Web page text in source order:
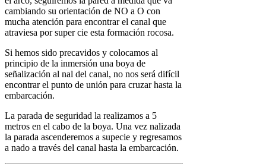
cambiando su orientación de NO a O con
mucha atención para encontrar el canal que
atraviesa por super cie esta formación rocosa.
Si hemos sido precavidos y colocamos al
principio de la inmersión una boya de
señalización al nal del canal, no nos será difícil
encontrar el punto de unión para cruzar hasta la
embarcación.
La parada de seguridad la realizamos a 5
metros en el cabo de la boya. Una vez nalizada
la parada ascenderemos a supecie y regresamos
a nado a través del canal hasta la embarcación.